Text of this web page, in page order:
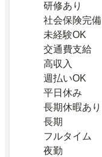
研修あり
社会保険完備
未経験OK
交通費支給
高収入
週払いOK
平日休み
長期休暇あり
長期
フルタイム
夜勤